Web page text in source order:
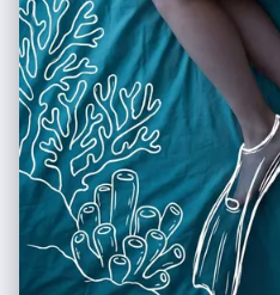
photography style" }, "post_processing": { "color_grading": "Natural,
cool tones in the shadows (blues)
(skin), slight contrast boost", "contrast": "Medium-High", "saturation":
"Natural to Vibrant" }, "negative": { "artifact_suppression": "white dots,
white polka dots, orange flowers,
open eyes, standing, straight hair,
distorted hands, extra fingers,
resolution, blurry face, different person",
"sadness, rain, night, urban setting" } }